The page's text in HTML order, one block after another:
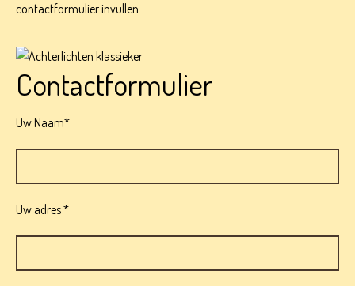
contactformulier invullen.
Contactformulier
Uw Naam*
Uw adres *